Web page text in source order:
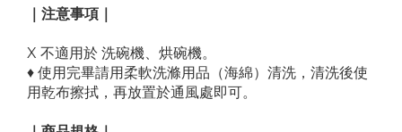
｜注意事項｜
X 不適用於 洗碗機、烘碗機。
♦ 使用完畢請用柔軟洗滌用品（海綿）清洗，清洗後使
用乾布擦拭，再放置於通風處即可。